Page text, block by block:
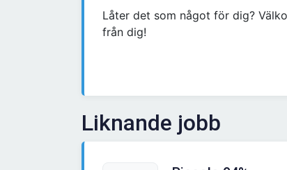
Låter det som något för dig?
från dig!
Liknande jobb